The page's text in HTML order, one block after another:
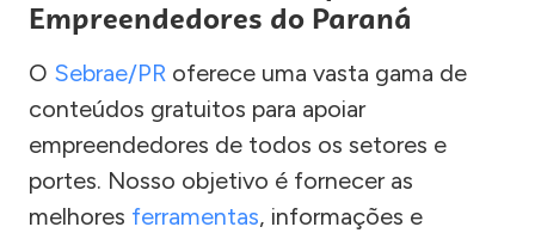
Empreendedores do Paraná
O Sebrae/PR oferece uma vasta gama de
conteúdos gratuitos para apoiar
empreendedores de todos os setores e
portes. Nosso objetivo é fornecer as
melhores ferramentas, informações e